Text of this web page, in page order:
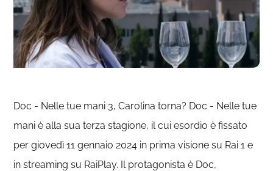
Doc - Nelle tue mani 3, Carolina torna? Doc - Nelle tue
mani è alla sua terza stagione, il cui esordio è fissato
per giovedì 11 gennaio 2024 in prima visione su Rai 1 e
in streaming su RaiPlay. Il protagonista è Doc,